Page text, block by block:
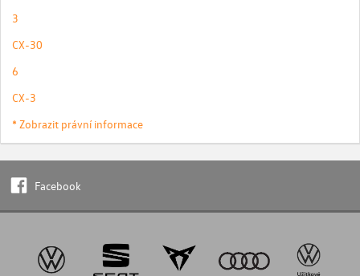
3
CX-30
6
CX-3
* Zobrazit právní informace
Facebook